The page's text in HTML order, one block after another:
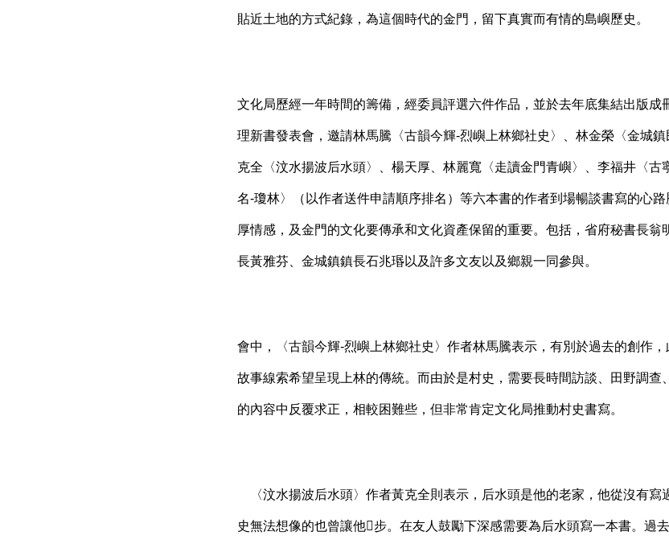
貼近土地的方式紀錄，為這個時代的金門，留下真實而有情的島嶼歷史。
文化局歷經一年時間的籌備，經委員評選六件作品，並於去年底集結出版成
理新書發表會，邀請林馬騰〈古韻今輝-烈嶼上林鄉社史〉、林金榮〈金城
克全〈汶水揚波后水頭〉、楊天厚、林麗寬〈走讀金門青嶼〉、李福井〈古
名-瓊林〉（以作者送件申請順序排名）等六本書的作者到場暢談書寫的心
厚情感，及金門的文化要傳承和文化資產保留的重要。包括，省府秘書長翁
長黃雅芬、金城鎮鎮長石兆瑉以及許多文友以及鄉親一同參與。
會中，〈古韻今輝-烈嶼上林鄉社史〉作者林馬騰表示，有別於過去的創作
故事線索希望呈現上林的傳統。而由於是村史，需要長時間訪談、田野調查
的內容中反覆求正，相較困難些，但非常肯定文化局推動村史書寫。
〈汶水揚波后水頭〉作者黃克全則表示，后水頭是他的老家，他從沒有寫
史無法想像的也曾讓他步。在友人鼓勵下深感需要為后水頭寫一本書。過